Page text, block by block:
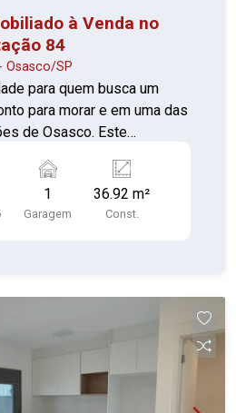
à Venda no
84
Osasco/SP
para quem busca um
para morar e em uma das
de Osasco. Este
estar a apenas 600 metros
proporcionando fácil acesso
e às principais vias da
em vidro, oferecendo um
e uma agradável vista
Cozinha Área de serviço 1
à sala com
1
Garagem
36.92 m²
Const.